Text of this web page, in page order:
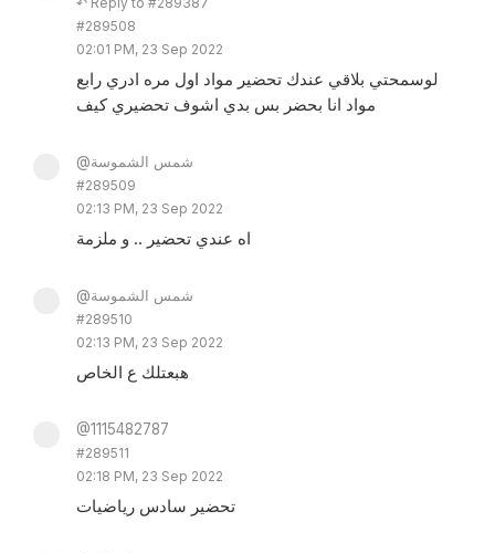
#289508
02:01 PM, 23 Sep 2022
لوسمحتي بلاقي عندك تحضير مواد اول مره ادري رابع
مواد انا بحضر بس بدي اشوف تحضيري كيف
@شمس الشموسة
#289509
02:13 PM, 23 Sep 2022
اه عندي تحضير .. و ملزمة
@شمس الشموسة
#289510
02:13 PM, 23 Sep 2022
هبعتلك ع الخاص
@1115482787
#289511
02:18 PM, 23 Sep 2022
تحضير سادس رياضيات